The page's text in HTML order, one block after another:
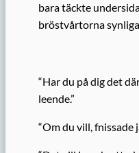
bara täckte
bröstvårtorna
“Har du på dig det
leende.”
“Om du vill, fnissade